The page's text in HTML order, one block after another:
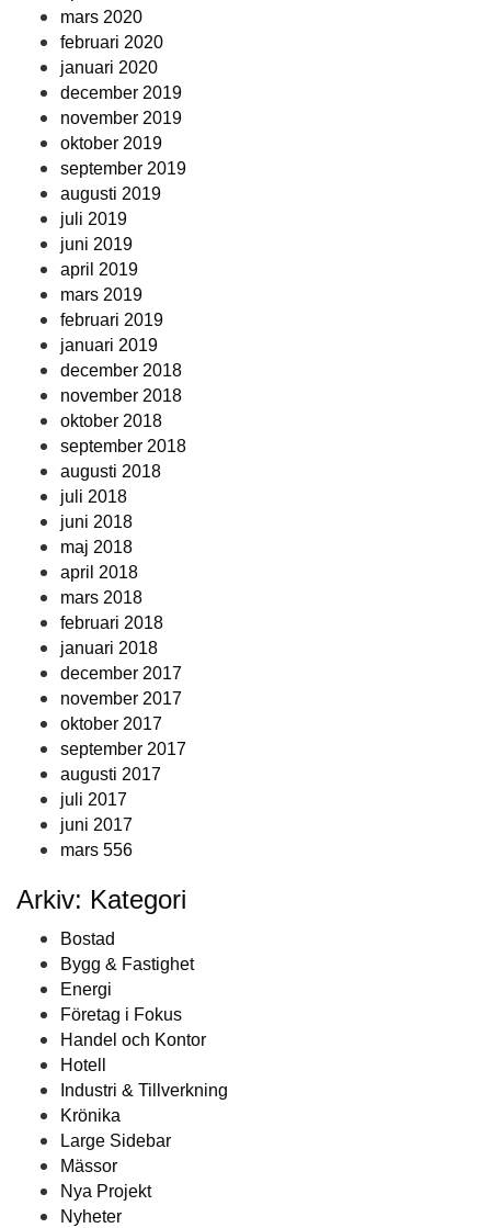
mars 2020
februari 2020
januari 2020
december 2019
november 2019
oktober 2019
september 2019
augusti 2019
juli 2019
juni 2019
april 2019
mars 2019
februari 2019
januari 2019
december 2018
november 2018
oktober 2018
september 2018
augusti 2018
juli 2018
juni 2018
maj 2018
april 2018
mars 2018
februari 2018
januari 2018
december 2017
november 2017
oktober 2017
september 2017
augusti 2017
juli 2017
juni 2017
mars 556
Arkiv: Kategori
Bostad
Bygg & Fastighet
Energi
Företag i Fokus
Handel och Kontor
Hotell
Industri & Tillverkning
Krönika
Large Sidebar
Mässor
Nya Projekt
Nyheter